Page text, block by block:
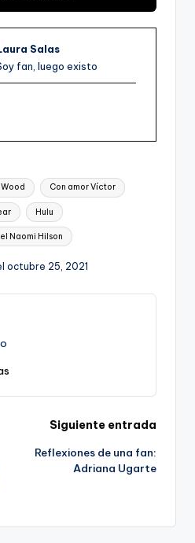
Salas
fan, luego existo
Con amor Víctor
Hulu
Naomi Hilson
octubre 25, 2021
Siguiente entrada
Reflexiones de una fan:
Adriana Ugarte